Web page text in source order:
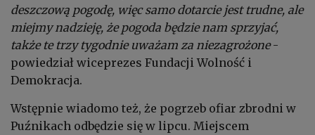
deszczową pogodę, więc samo dotarcie jest trudne, ale
miejmy nadzieję, że pogoda będzie nam sprzyjać,
także te trzy tygodnie uważam za niezagrożone-
powiedział wiceprezes Fundacji Wolność i
Demokracja.
Wstępnie wiadomo też, że pogrzeb ofiar zbrodni w
Puźnikach odbędzie się w lipcu. Miejscem